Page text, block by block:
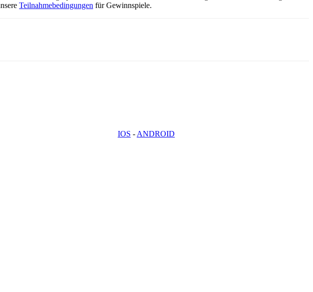
Teilnahmebedingungen für Gewinnspiele.
IOS - ANDROID